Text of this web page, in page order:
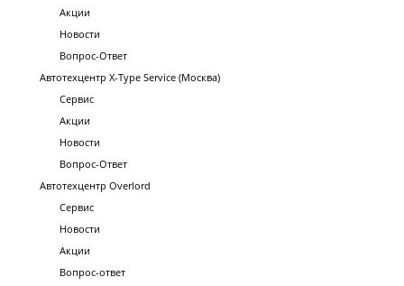
Акции
Новости
Вопрос-Ответ
Автотехцентр X-Type Service (Москва)
Сервис
Акции
Новости
Вопрос-Ответ
Автотехцентр Overlord
Сервис
Новости
Акции
Вопрос-ответ